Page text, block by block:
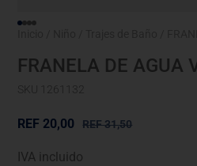
FRANELA DE AGUA
SKU 1261132
REF31,50
REF 20,00
IVA incluido